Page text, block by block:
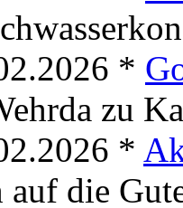
*
zu
*
auf die